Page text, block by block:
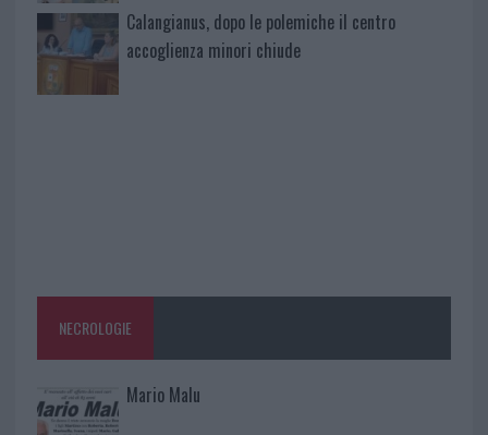
Calangianus, dopo le polemiche il centro
accoglienza minori chiude
NECROLOGIE
Mario Malu